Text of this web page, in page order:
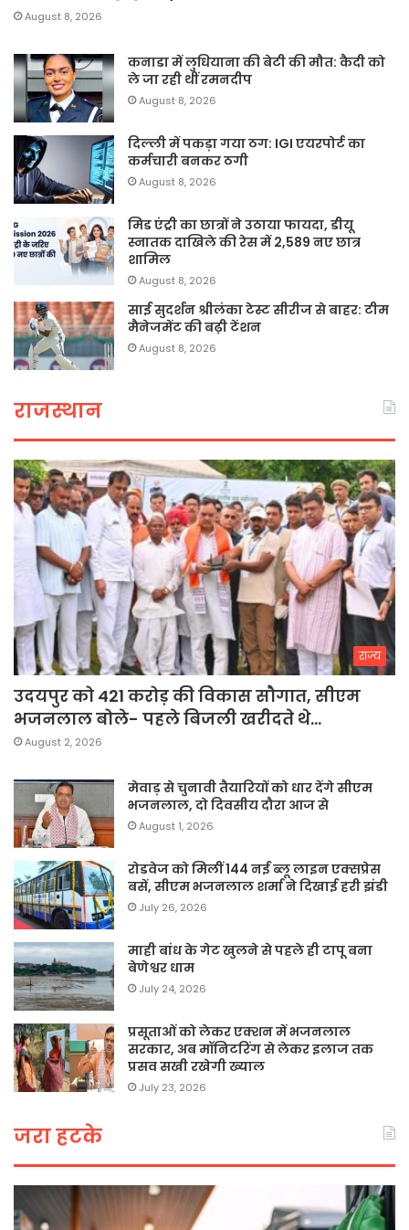
August 8, 2026
कनाडा में लुधियाना की बेटी की माैत: कैदी को
ले जा रही थीं रमनदीप
August 8, 2026
दिल्ली में पकड़ा गया ठग: IGI एयरपोर्ट का
कर्मचारी बनकर ठगी
August 8, 2026
मिड एंट्री का छात्रों ने उठाया फायदा, डीयू
स्नातक दाखिले की रेस में 2,589 नए छात्र
शामिल
August 8, 2026
साई सुदर्शन श्रीलंका टेस्ट सीरीज से बाहर: टीम
मैनेजमेंट की बढ़ी टेंशन
August 8, 2026
राजस्थान
राज्य
उदयपुर को 421 करोड़ की विकास सौगात, सीएम
भजनलाल बोले- पहले बिजली खरीदते थे…
August 2, 2026
मेवाड़ से चुनावी तैयारियों को धार देंगे सीएम
भजनलाल, दो दिवसीय दौरा आज से
August 1, 2026
रोडवेज को मिलीं 144 नई ब्लू लाइन एक्सप्रेस
बसें, सीएम भजनलाल शर्मा ने दिखाई हरी झंडी
July 26, 2026
माही बांध के गेट खुलने से पहले ही टापू बना
बेणेश्वर धाम
July 24, 2026
प्रसूताओं को लेकर एक्शन में भजनलाल
सरकार, अब मॉनिटरिंग से लेकर इलाज तक
प्रसव सखी रखेगी ख्याल
July 23, 2026
जरा हटके